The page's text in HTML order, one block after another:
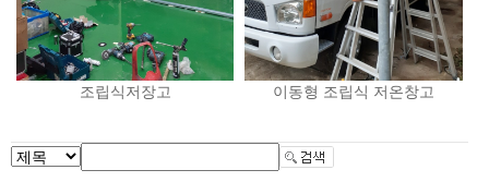
조립식저장고 이동형 조립식 저온창고